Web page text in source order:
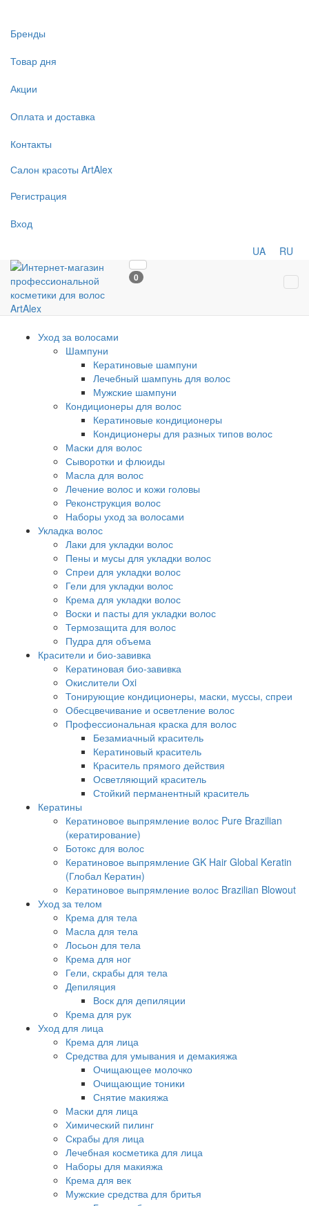
Бренды
Товар дня
Акции
Оплата и доставка
Контакты
Салон красоты ArtAlex
Регистрация
Вход
UA RU
0
Уход за волосами
Шампуни
Кератиновые шампуни
Лечебный шампунь для волос
Мужские шампуни
Кондиционеры для волос
Кератиновые кондиционеры
Кондиционеры для разных типов волос
Маски для волос
Сыворотки и флюиды
Масла для волос
Лечение волос и кожи головы
Реконструкция волос
Наборы уход за волосами
Укладка волос
Лаки для укладки волос
Пены и мусы для укладки волос
Спреи для укладки волос
Гели для укладки волос
Крема для укладки волос
Воски и пасты для укладки волос
Термозащита для волос
Пудра для объема
Красители и био-завивка
Кератиновая био-завивка
Окислители Oxi
Тонирующие кондиционеры, маски, муссы, спреи
Обесцвечивание и осветление волос
Профессиональная краска для волос
Безамиачный краситель
Кератиновый краситель
Краситель прямого действия
Осветляющий краситель
Стойкий перманентный краситель
Кератины
Кератиновое выпрямление волос Pure Brazilian
(кератирование)
Ботокс для волос
Кератиновое выпрямление GK Hair Global Keratin
(Глобал Кератин)
Кератиновое выпрямление волос Brazilian Blowout
Уход за телом
Крема для тела
Масла для тела
Лосьон для тела
Крема для ног
Гели, скрабы для тела
Депиляция
Воск для депиляции
Крема для рук
Уход для лица
Крема для лица
Средства для умывания и демакияжа
Очищающее молочко
Очищающие тоники
Снятие макияжа
Маски для лица
Химический пилинг
Скрабы для лица
Лечебная косметика для лица
Наборы для макияжа
Крема для век
Мужские средства для бритья